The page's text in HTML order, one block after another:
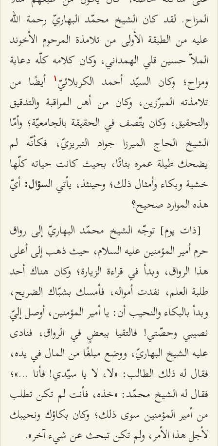
المزاح. لقد كان الشيخ محمّد البهاريّ رحمة الله
عليه من الطبقة الأولى من تلامذة المرحوم الأخوند
الملاّ حسين قلي الهمداني، وكان كلامه كلّه دعابة
ومزاح؛ وكان السيّد أحمد الكربلائيّ ۱
أيضًا من
تلامذته المبرّزين، وكان من أهل المراقبة والتدقيق
والتحقيق، وكان يتّصف في الحقيقة بالجامعيّة؛ وأمّا
الشيخ الحاج الميرزا جواد التبريزيّ، فكأنّه لم
يضحك طيلة عمره بتاتًا، بحيث كانت حياته كلّها
خشية وبكاء وأمثال ذلك؛ وحينئذ، يأتي السؤال: أيّ
هذه الموارد صحيح؟
[ذات يوم] توجّه الشيخ محمّد البهاريّ إلى رواق
حرم أمير المؤمنين عليه السلام، حيث ذهب إلى أعلى
هذا الرواق، وبدأ في قراءة الزيارة؛ وكان هناك أحد
طلبة العلم، نفدت أمواله، فأمسك بشبّاك الضريح،
وبدأ بالبكاء والنحيب أن: يا أمير المؤمنين، أوصل إليّ
نصيبي وحصّتي! فالتقيا ببعضٍ في الرواق، فنادى
عليه الشيخ البهاريّ، ووضع مبلغًا من المال في يده،
فقال له ذلك الطالب: «لا، لا يا سيّدي! فأنا ...»؛
فقال له الشيخ محمّد: «خذه، فأنت لم تكن تطلب
من أمير المؤمنين سوى ذلك؛ وكان بكاؤك ونحيبك
لأجل هذا الأمر، ولم تكن تبحث عن شيء آخر».